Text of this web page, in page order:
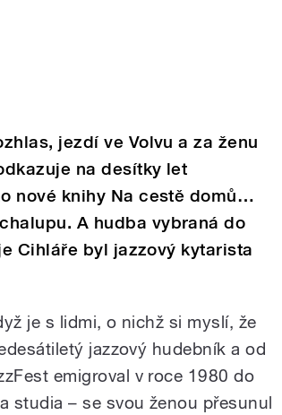
jezdí ve Volvu a za ženu
na desítky let
nové knihy Na cestě domů…
A hudba vybraná do
Cihláře byl jazzový kytarista
je s lidmi, o nichž si myslí, že
jazzový hudebník a od
emigroval v roce 1980 do
studia – se svou ženou přesunul